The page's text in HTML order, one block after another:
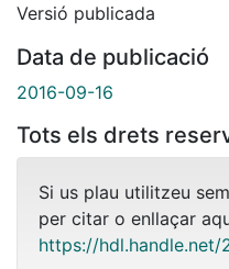
Versió publicada
Data de publicació
2016-09-16
Tots els drets
Si us plau utilitzeu
per citar o enllaçar
https://hdl.handle.net/